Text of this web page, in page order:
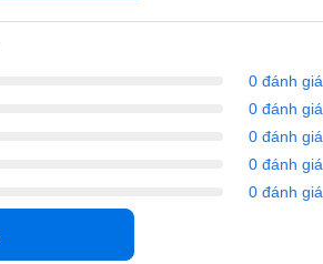
0 đánh giá
0 đánh giá
0 đánh giá
0 đánh giá
0 đánh giá